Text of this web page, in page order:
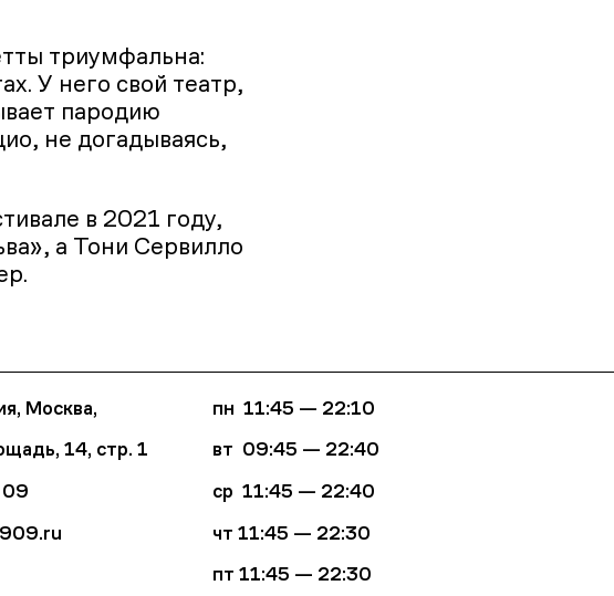
триумфальна:
У него свой театр,
пародию
не догадываясь,
в 2021 году,
а Тони Сервилло
Москва,
14, стр. 1
пн 11:45 — 22:10
вт 09:45 — 22:40
ср11:45 — 22:40
чт11:45 — 22:30
пт11:45 — 22:30